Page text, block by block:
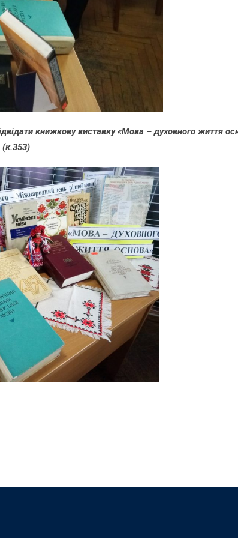
книжкову виставку «Мова – духовного життя
(к.353)